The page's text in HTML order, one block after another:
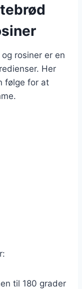
rosiner er en
Her
følge for at
til 180 grader